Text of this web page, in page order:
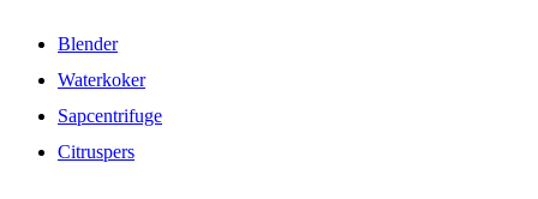
Blender
Waterkoker
Sapcentrifuge
Citruspers